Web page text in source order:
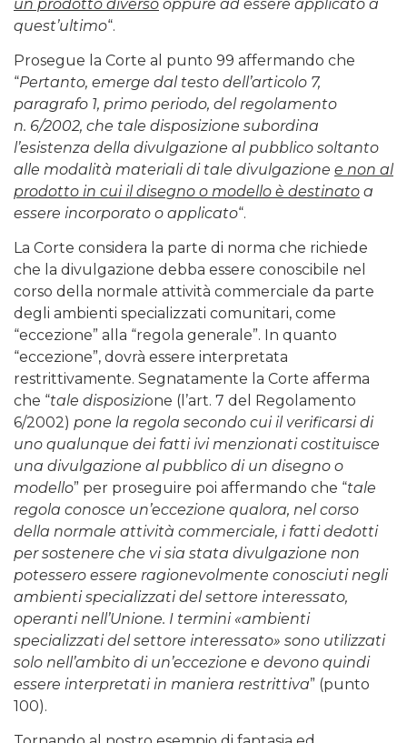
un prodotto diverso oppure ad essere applicato a
quest’ultimo“.
Prosegue la Corte al punto 99 affermando che
“Pertanto, emerge dal testo dell’articolo 7,
paragrafo 1, primo periodo, del regolamento
n. 6/2002, che tale disposizione subordina
l’esistenza della divulgazione al pubblico soltanto
alle modalità materiali di tale divulgazione e non al
prodotto in cui il disegno o modello è destinato a
essere incorporato o applicato“.
La Corte considera la parte di norma che richiede
che la divulgazione debba essere conoscibile nel
corso della normale attività commerciale da parte
degli ambienti specializzati comunitari, come
“eccezione” alla “regola generale”. In quanto
“eccezione”, dovrà essere interpretata
restrittivamente. Segnatamente la Corte afferma
che “tale disposizione (l’art. 7 del Regolamento
6/2002) pone la regola secondo cui il verificarsi di
uno qualunque dei fatti ivi menzionati costituisce
una divulgazione al pubblico di un disegno o
modello” per proseguire poi affermando che “tale
regola conosce un’eccezione qualora, nel corso
della normale attività commerciale, i fatti dedotti
per sostenere che vi sia stata divulgazione non
potessero essere ragionevolmente conosciuti negli
ambienti specializzati del settore interessato,
operanti nell’Unione. I termini «ambienti
specializzati del settore interessato» sono utilizzati
solo nell’ambito di un’eccezione e devono quindi
essere interpretati in maniera restrittiva” (punto
100).